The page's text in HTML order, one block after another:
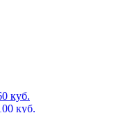
куб.
куб.